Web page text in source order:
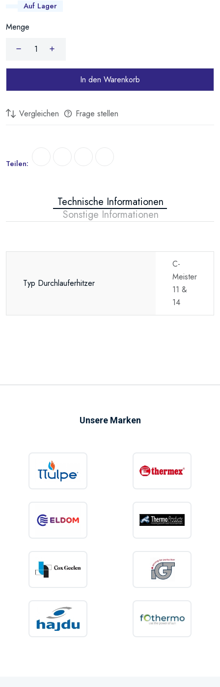
Auf Lager
Menge
In den Warenkorb
Vergleichen Frage stellen
Teilen:
Technische Informationen
Sonstige Informationen
Typ Durchlauferhitzer
C-
Meister
11 &
14
Unsere Marken